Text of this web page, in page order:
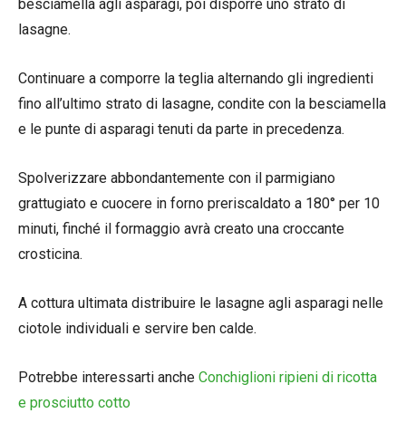
besciamella agli asparagi, poi disporre uno strato di
lasagne.
Continuare a comporre la teglia alternando gli ingredienti
fino all’ultimo strato di lasagne, condite con la besciamella
e le punte di asparagi tenuti da parte in precedenza.
Spolverizzare abbondantemente con il parmigiano
grattugiato e cuocere in forno preriscaldato a 180° per 10
minuti, finché il formaggio avrà creato una croccante
crosticina.
A cottura ultimata distribuire le lasagne agli asparagi nelle
ciotole individuali e servire ben calde.
Potrebbe interessarti anche Conchiglioni ripieni di ricotta
e prosciutto cotto